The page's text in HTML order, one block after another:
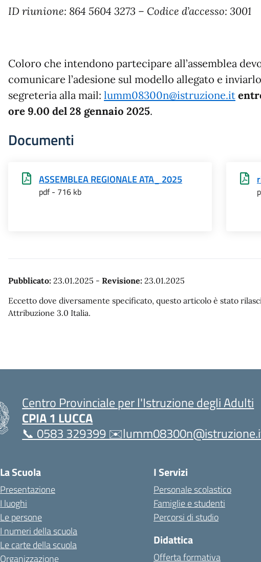
ID riunione: 864 5604 3273 – Codice d’accesso: 3001
Coloro che intendono partecipare all’assemblea
comunicare l’adesione sul modello allegato e
segreteria alla mail: lumm08300n@istruzione.it
ore 9.00 del 28 gennaio 2025.
Documenti
ASSEMBLEA REGIONALE ATA_ 2025
pdf - 716 kb
Pubblicato: 23.01.2025 - Revisione: 23.01.2025
Eccetto dove diversamente specificato, questo articolo è stato
Attribuzione 3.0 Italia.
Centro Provinciale per l'Istruzione degli Adulti
CPIA 1 LUCCA
📞 0583 329399
La Scuola
Presentazione
I luoghi
Le persone
I numeri della scuola
Le carte della scuola
Organizzazione
I Servizi
Personale scolastico
Famiglie e studenti
Percorsi di studio
Didattica
Offerta formativa